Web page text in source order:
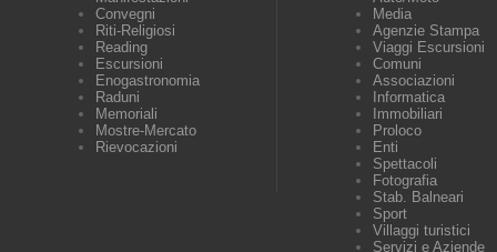
Convegni
Riti-Religiosi
Reading
Escursioni
Enogastronomia
Raduni
Memoriali
Mostre-Mercato
Rievocazioni
Media
Agenzie Stampa
Viaggi Escursioni
Comuni
Associazioni
Informatica
Immobiliari
Proloco
Enti
Spettacoli
Fotografia
Stab. Balneari
Sport
Villaggi turistici
Servizi e Aziende